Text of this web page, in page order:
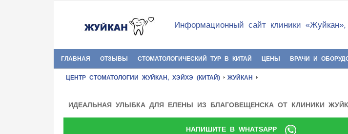
Информационный сайт клиники «Жуйкан»,
ГЛАВНАЯ ОТЗЫВЫ СТОМАТОЛОГИЧЕСКИЙ ТУР В КИТАЙ ЦЕНЫ ВРАЧИ И
ЦЕНТР СТОМАТОЛОГИИ ЖУЙКАН, ХЭЙХЭ (КИТАЙ) ЖУЙКАН
ИДЕАЛЬНАЯ УЛЫБКА ДЛЯ ЕЛЕНЫ ИЗ БЛАГОВЕЩЕНСКА ОТ КЛИНИКИ
НАПИШИТЕ В WHATSAPP